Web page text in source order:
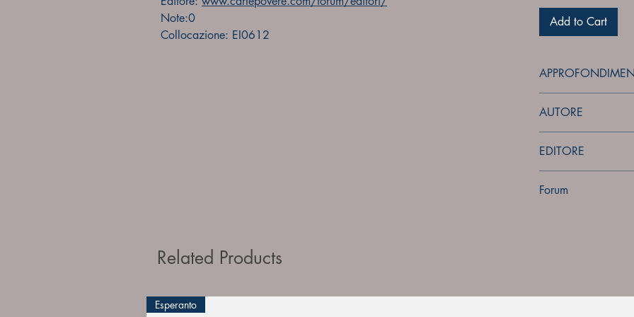
Note:0
Collocazione: EI0612
Add to Cart
AUTORE
EDITORE
Forum
Related Products
Esperanto